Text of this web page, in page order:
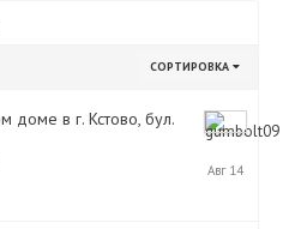
СОРТИРОВКА
в г. Кстово, бул.
5
Авг